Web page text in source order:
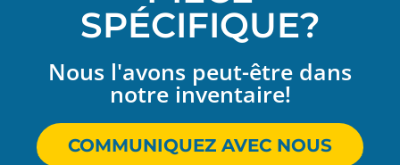
SPÉCIFIQUE?
Nous l'avons peut-être dans
notre inventaire!
COMMUNIQUEZ AVEC NOUS